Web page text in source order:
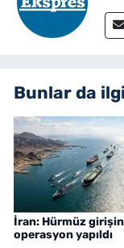
Bunlar da
İran: Hürmüz
operasyon yapıldı